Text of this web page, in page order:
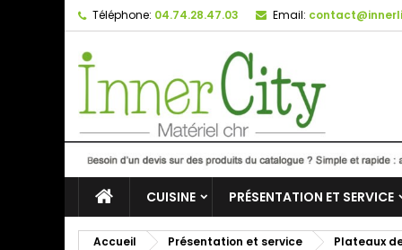
Téléphone: 04.74.28.47.03 Email:
CUISINE PRÉSENTATION ET SERVICE
Accueil Présentation et service Plateaux